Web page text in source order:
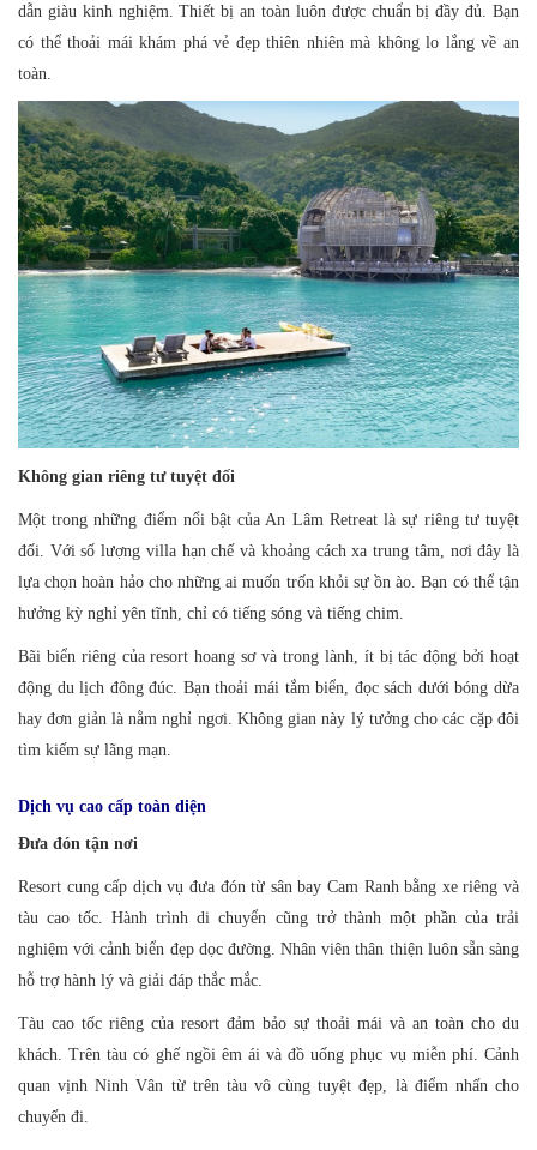
dẫn giàu kinh nghiệm. Thiết bị an toàn luôn được chuẩn bị đầy đủ. Bạn
có thể thoải mái khám phá vẻ đẹp thiên nhiên mà không lo lắng về an
toàn.
Không gian riêng tư tuyệt đối
Một trong những điểm nổi bật của An Lâm Retreat là sự riêng tư tuyệt
đối. Với số lượng villa hạn chế và khoảng cách xa trung tâm, nơi đây là
lựa chọn hoàn hảo cho những ai muốn trốn khỏi sự ồn ào. Bạn có thể tận
hưởng kỳ nghỉ yên tĩnh, chỉ có tiếng sóng và tiếng chim.
Bãi biển riêng của resort hoang sơ và trong lành, ít bị tác động bởi hoạt
động du lịch đông đúc. Bạn thoải mái tắm biển, đọc sách dưới bóng dừa
hay đơn giản là nằm nghỉ ngơi. Không gian này lý tưởng cho các cặp đôi
tìm kiếm sự lãng mạn.
Dịch vụ cao cấp toàn diện
Đưa đón tận nơi
Resort cung cấp dịch vụ đưa đón từ sân bay Cam Ranh bằng xe riêng và
tàu cao tốc. Hành trình di chuyển cũng trở thành một phần của trải
nghiệm với cảnh biển đẹp dọc đường. Nhân viên thân thiện luôn sẵn sàng
hỗ trợ hành lý và giải đáp thắc mắc.
Tàu cao tốc riêng của resort đảm bảo sự thoải mái và an toàn cho du
khách. Trên tàu có ghế ngồi êm ái và đồ uống phục vụ miễn phí. Cảnh
quan vịnh Ninh Vân từ trên tàu vô cùng tuyệt đẹp, là điểm nhấn cho
chuyến đi.